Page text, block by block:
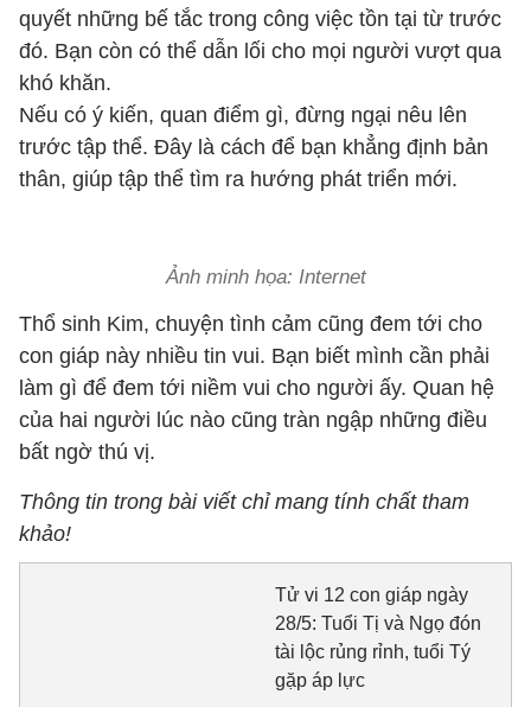
quyết những bế tắc trong công việc tồn tại từ trước
đó. Bạn còn có thể dẫn lối cho mọi người vượt qua
khó khăn.
Nếu có ý kiến, quan điểm gì, đừng ngại nêu lên
trước tập thể. Đây là cách để bạn khẳng định bản
thân, giúp tập thể tìm ra hướng phát triển mới.
Ảnh minh họa: Internet
Thổ sinh Kim, chuyện tình cảm cũng đem tới cho
con giáp này nhiều tin vui. Bạn biết mình cần phải
làm gì để đem tới niềm vui cho người ấy. Quan hệ
của hai người lúc nào cũng tràn ngập những điều
bất ngờ thú vị.
Thông tin trong bài viết chỉ mang tính chất tham
khảo!
Tử vi 12 con giáp ngày
28/5: Tuổi Tị và Ngọ đón
tài lộc rủng rỉnh, tuổi Tý
gặp áp lực